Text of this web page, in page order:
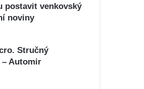
postavit venkovský
noviny
Stručný
Automir